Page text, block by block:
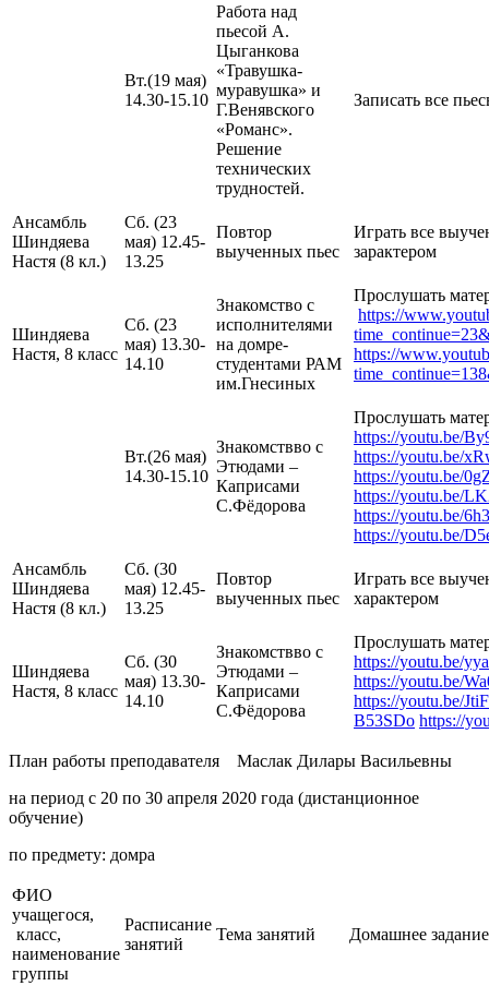
Вт.(19 мая)
14.30-15.10
Работа над
пьесой А.
Цыганкова
«Травушка-
муравушка» и
Г.Венявского
«Романс».
Решение
технических
трудностей.
Записать все
Ансамбль
Шиндяева
Настя (8 кл.)
Сб. (23
мая) 12.45-
13.25
Повтор
выученных пьес
Играть все
зарактером
Шиндяева
Настя, 8 класс
Сб. (23
мая) 13.30-
14.10
Знакомство с
исполнителями
на домре-
студентами РАМ
им.Гнесиных
Прослушать
https://
https://
Вт.(26 мая)
14.30-15.10
Знакомствво с
Этюдами –
Каприсами
С.Фёдорова
Прослушать
https://youtu.be/
https://youtu.be/
https://youtu.be/
https://youtu.be/
https://youtu.be/
https://youtu.be/
Ансамбль
Шиндяева
Настя (8 кл.)
Сб. (30
мая) 12.45-
13.25
Повтор
выученных пьес
Играть все
характером
Шиндяева
Настя, 8 класс
Сб. (30
мая) 13.30-
14.10
Знакомствво с
Этюдами –
Каприсами
С.Фёдорова
Прослушать
https://youtu.be/
https://youtu.be/
https://youtu.be/
B53SDo https://
План работы преподавателя Маслак Дилары Васильевны
на период с 20 по 30 апреля 2020 года (дистанционное
обучение)
по предмету: домра
ФИО
учащегося,
класс,
наименование
группы
Расписание
занятий
Тема занятий Домашнее